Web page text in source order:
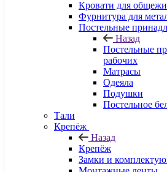
Кровати для
Фурнитура для
Постельные
Назад
Постельные
рабочих
Матрасы
Одеяла
Подушки
Постельное
Тали
Крепёж
Назад
Крепёж
Замки и